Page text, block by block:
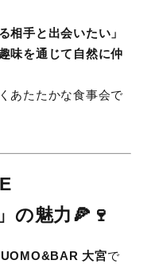
相手と出会いたい」
味を通じて自然に仲
あたたかな食事会で
の魅力🍕🍷
大宮で